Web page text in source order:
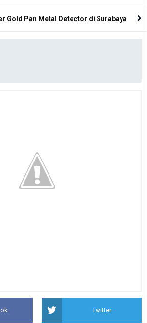
Gold Pan Metal Detector di Surabaya
Twitter